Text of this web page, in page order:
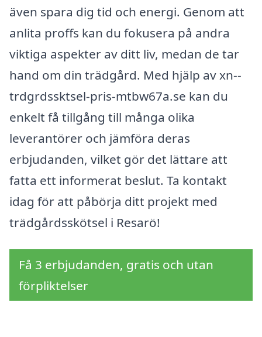
även spara dig tid och energi. Genom att
anlita proffs kan du fokusera på andra
viktiga aspekter av ditt liv, medan de tar
hand om din trädgård. Med hjälp av xn--
trdgrdssktsel-pris-mtbw67a.se kan du
enkelt få tillgång till många olika
leverantörer och jämföra deras
erbjudanden, vilket gör det lättare att
fatta ett informerat beslut. Ta kontakt
idag för att påbörja ditt projekt med
trädgårdsskötsel i Resarö!
Få 3 erbjudanden, gratis och utan
förpliktelser